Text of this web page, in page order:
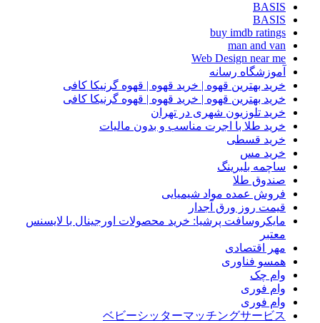
BASIS
BASIS
buy imdb ratings
man and van
Web Design near me
آموزشگاه رسانه
خرید بهترین قهوه | خرید قهوه | قهوه گرنیکا کافی
خرید بهترین قهوه | خرید قهوه | قهوه گرنیکا کافی
خرید تلوزیون شهری در تهران
خرید طلا با اجرت مناسب و بدون مالیات
خرید قسطی
خرید مس
ساچمه بلبرینگ
صندوق طلا
فروش عمده مواد شیمیایی
قیمت روز ورق آجدار
مایکروسافت پرشیا: خرید محصولات اورجینال با لایسنس
معتبر
مهر اقتصادی
همسو فناوری
وام چک
وام فوری
وام فوری
ベビーシッターマッチングサービス